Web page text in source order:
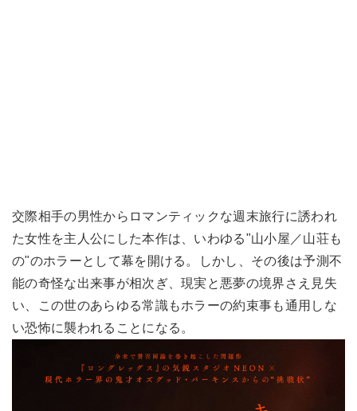
交際相手の男性からロマンティックな週末旅行に誘われ
た女性を主人公にした本作は、いわゆる"山小屋／山荘も
の"のホラーとして幕を開ける。しかし、その後は予測不
能の奇怪な出来事が相次ぎ、現実と悪夢の境界さえ見失
い、この世のあらゆる常識もホラーの約束事も通用しな
い恐怖に襲われることになる。